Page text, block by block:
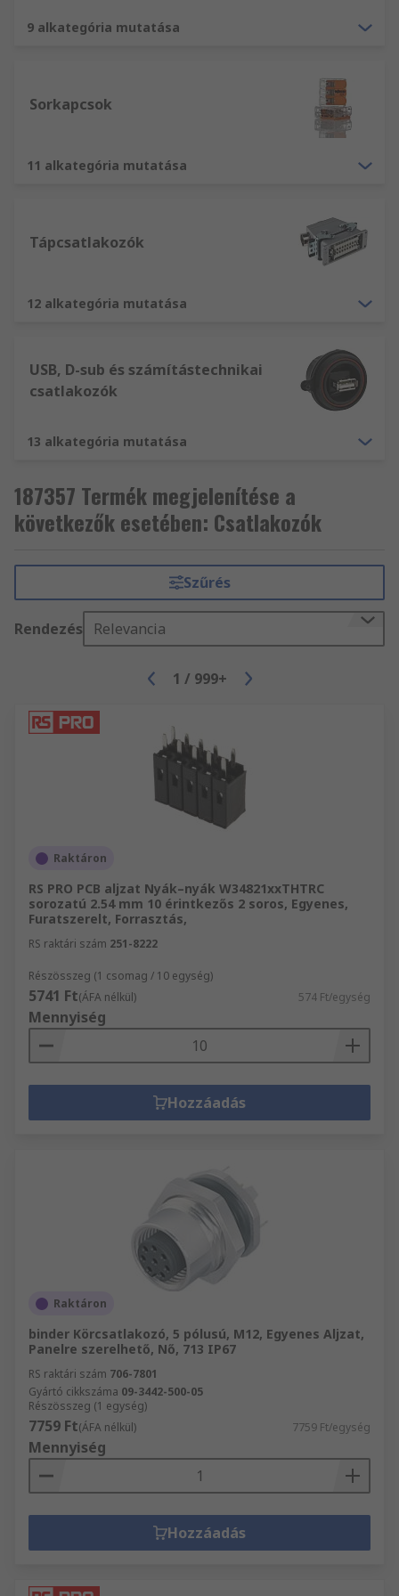
Hálózati és telekommunikációs csatlakozók
USB-, D-Sub és számítógépes csatlakozók
sorkapcsok és DIN-sínes csatlakozók
9 alkategória mutatása
Sorkapcsok
11 alkategória mutatása
Tápcsatlakozók
12 alkategória mutatása
USB, D-sub és számítástechnikai
csatlakozók
13 alkategória mutatása
187357 Termék megjelenítése a
következők esetében: Csatlakozók
Szűrés
Rendezés Relevancia
1 / 999+
Raktáron
RS PRO PCB aljzat Nyák–nyák W34821xxTHTRC
sorozatú 2.54 mm 10 érintkezős 2 soros, Egyenes,
Furatszerelt, Forrasztás,
RS raktári szám 251-8222
Részösszeg (1 csomag / 10 egység)
5741 Ft(ÁFA nélkül) 574 Ft/egység
Mennyiség
Hozzáadás
Raktáron
binder Körcsatlakozó, 5 pólusú, M12, Egyenes Aljzat,
Panelre szerelhető, Nő, 713 IP67
RS raktári szám 706-7801
Gyártó cikkszáma 09-3442-500-05
Részösszeg (1 egység)
7759 Ft(ÁFA nélkül) 7759 Ft/egység
Mennyiség
Hozzáadás